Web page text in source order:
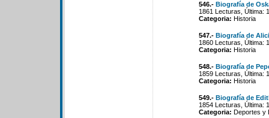
546.- Biografía de
1861 Lecturas, Última:
Categoria: Historia
547.- Biografía de
1860 Lecturas, Última:
Categoria: Historia
548.- Biografía de
1859 Lecturas, Última:
Categoria: Historia
549.- Biografía de
1854 Lecturas, Última:
Categoria: Deportes y